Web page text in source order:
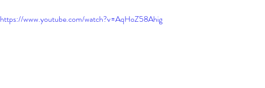
https://www.youtube.com/watch?v=AqHoZ58Ahig